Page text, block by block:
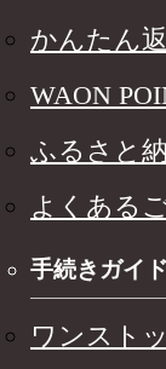
かんたん
WAON
ふるさと
よくある
手続きガイド
ワンスト